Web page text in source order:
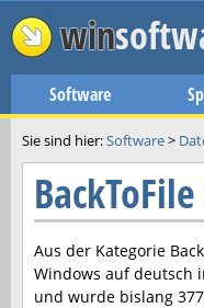
win
Software
Sie sind hier:Software>
Aus der Kategorie
Windows auf deutsch
und wurde bislang